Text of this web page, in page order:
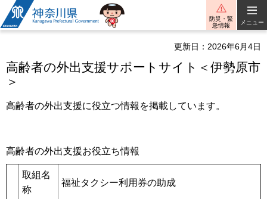
神奈川県
防災・緊
急情報
メニュー
更新日：2026年6月4日
高齢者の外出支援サポートサイト＜伊勢原市
＞
高齢者の外出支援に役立つ情報を掲載しています。
高齢者の外出支援お役立ち情報
取組名
称
福祉タクシー利用券の助成